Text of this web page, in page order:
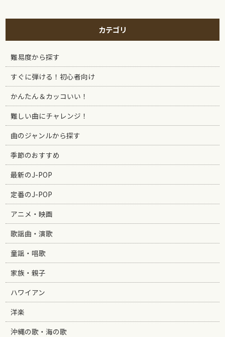
カテゴリ
難易度から探す
すぐに弾ける！初心者向け
かんたん＆カッコいい！
難しい曲にチャレンジ！
曲のジャンルから探す
季節のおすすめ
最新のJ-POP
定番のJ-POP
アニメ・映画
歌謡曲・演歌
童謡・唱歌
家族・親子
ハワイアン
洋楽
沖縄の歌・海の歌